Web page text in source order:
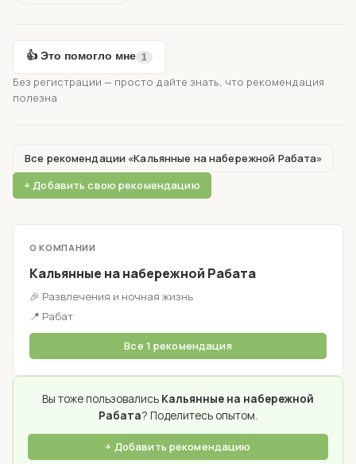
👍 Это помогло мне 1
Без регистрации — просто дайте знать, что рекомендация
полезна
Все рекомендации «Кальянные на набережной Рабата»
+ Добавить свою рекомендацию
О КОМПАНИИ
Кальянные на набережной Рабата
🎉 Развлечения и ночная жизнь
📍 Рабат
Все 1 рекомендация
Вы тоже пользовались Кальянные на набережной
Рабата? Поделитесь опытом.
+ Добавить рекомендацию